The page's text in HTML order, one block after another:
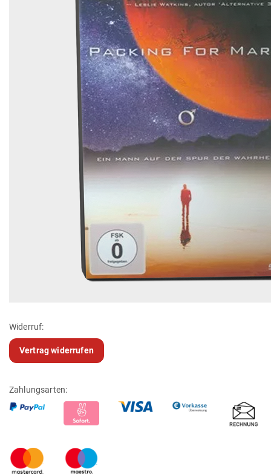
Widerruf:
Vertrag widerrufen
Zahlungsarten: